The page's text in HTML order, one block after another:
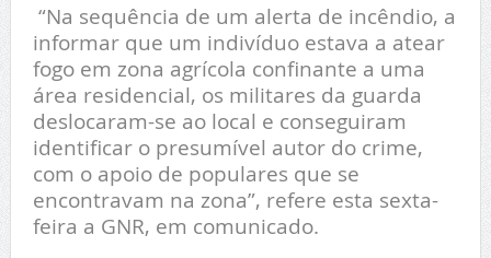
“Na sequência de um alerta de incêndio, a
informar que um indivíduo estava a atear
fogo em zona agrícola confinante a uma
área residencial, os militares da guarda
deslocaram-se ao local e conseguiram
identificar o presumível autor do crime,
com o apoio de populares que se
encontravam na zona”, refere esta sexta-
feira a GNR, em comunicado.